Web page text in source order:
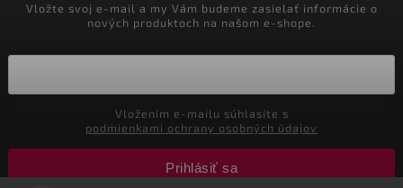
Vložte svoj e-mail a my Vám budeme zasielať informácie o
nových produktoch na našom e-shope.
podmienkami ochrany osobných údajov
Prihlásiť sa